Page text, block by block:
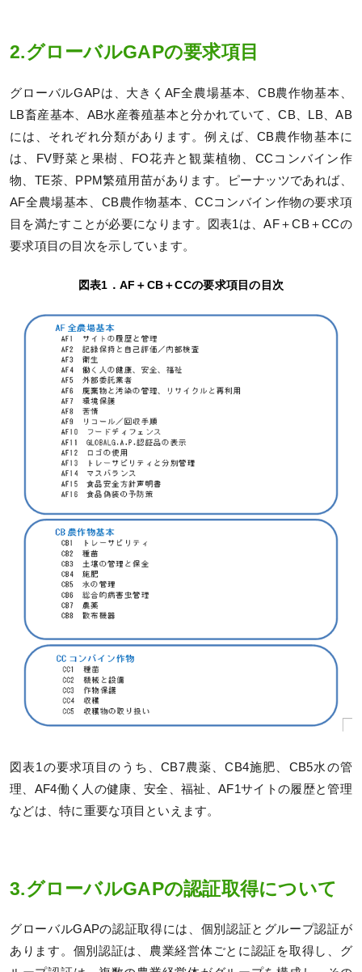
2.グローバルGAPの要求項目
グローバルGAPは、大きくAF全農場基本、CB農作物基本、
LB畜産基本、AB水産養殖基本と分かれていて、CB、LB、AB
には、それぞれ分類があります。例えば、CB農作物基本に
は、FV野菜と果樹、FO花卉と観葉植物、CCコンバイン作
物、TE茶、PPM繁殖用苗があります。ピーナッツであれば、
AF全農場基本、CB農作物基本、CCコンバイン作物の要求項
目を満たすことが必要になります。図表1は、AF＋CB＋CCの
要求項目の目次を示しています。
図表1．AF＋CB＋CCの要求項目の目次
図表1の要求項目のうち、CB7農薬、CB4施肥、CB5水の管
理、AF4働く人の健康、安全、福祉、AF1サイトの履歴と管理
などは、特に重要な項目といえます。
3.グローバルGAPの認証取得について
グローバルGAPの認証取得には、個別認証とグループ認証が
あります。個別認証は、農業経営体ごとに認証を取得し、グ